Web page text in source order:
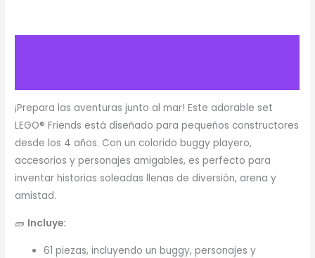
¡Prepara las aventuras junto al mar! Este adorable set
LEGO® Friends está diseñado para pequeños constructores
desde los 4 años. Con un colorido buggy playero,
accesorios y personajes amigables, es perfecto para
inventar historias soleadas llenas de diversión, arena y
amistad.
🧱 Incluye:
61 piezas, incluyendo un buggy, personajes y